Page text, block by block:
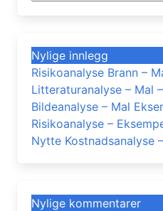
Nylige innlegg
Risikoanalyse Brann –
Litteraturanalyse – Mal
Bildeanalyse – Mal
Risikoanalyse –
Nytte Kostnadsanalyse
Nylige kommentarer